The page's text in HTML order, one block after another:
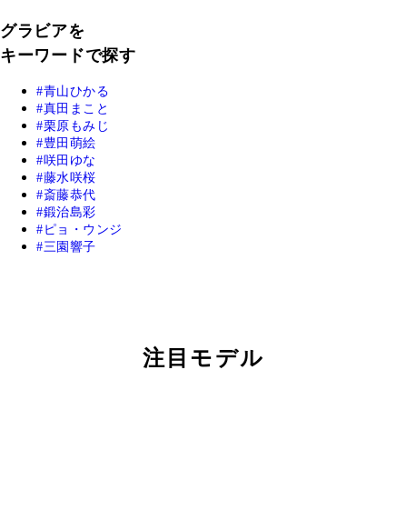
グラビアを
キーワードで探す
青山ひかる
真田まこと
栗原もみじ
豊田萌絵
咲田ゆな
藤水咲桜
斎藤恭代
鍛治島彩
ピョ・ウンジ
三園響子
注目モデル